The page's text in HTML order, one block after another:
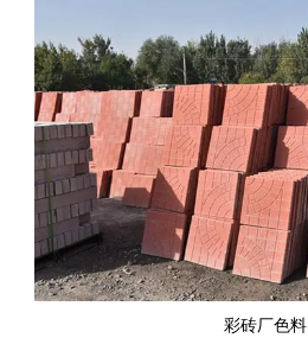
彩砖厂色料